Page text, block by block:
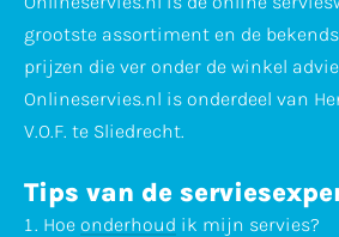
grootste assortiment en de
prijzen die ver onder de winkel
Onlineservies.nl is onderdeel van
V.O.F. te Sliedrecht.
Tips van de
Hoe onderhoud ik mijn servies?